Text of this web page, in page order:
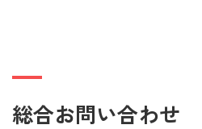
総合お問い合わせ